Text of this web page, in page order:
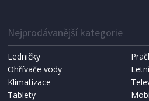
NÁHRADNÍ SÁČKY DO VYSAVAČE
Koma KRA-SB02S (Multi
Nejprodávanější kategorie
Ledničky
Ohřívače vody
Klimatizace
Tablety